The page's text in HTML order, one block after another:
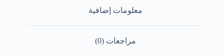
معلومات إضافية
مراجعات (0)